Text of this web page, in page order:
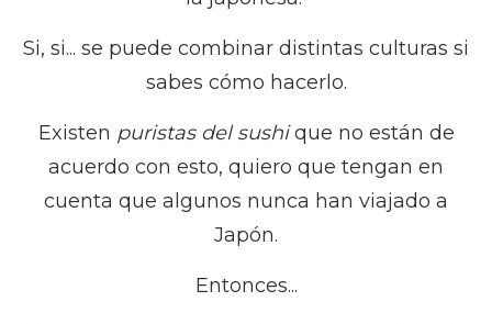
Si, si... se puede combinar distintas culturas si
sabes cómo hacerlo.
Existen puristas del sushique no están de
acuerdo con esto, quiero que tengan en
cuenta que algunos nunca han viajado a
Japón.
Entonces...